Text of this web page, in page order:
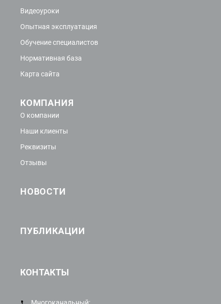
Видеоуроки
Опытная эксплуатация
Обучение специалистов
Нормативная база
Карта сайта
КОМПАНИЯ
О компании
Наши клиенты
Реквизиты
Отзывы
НОВОСТИ
ПУБЛИКАЦИИ
КОНТАКТЫ